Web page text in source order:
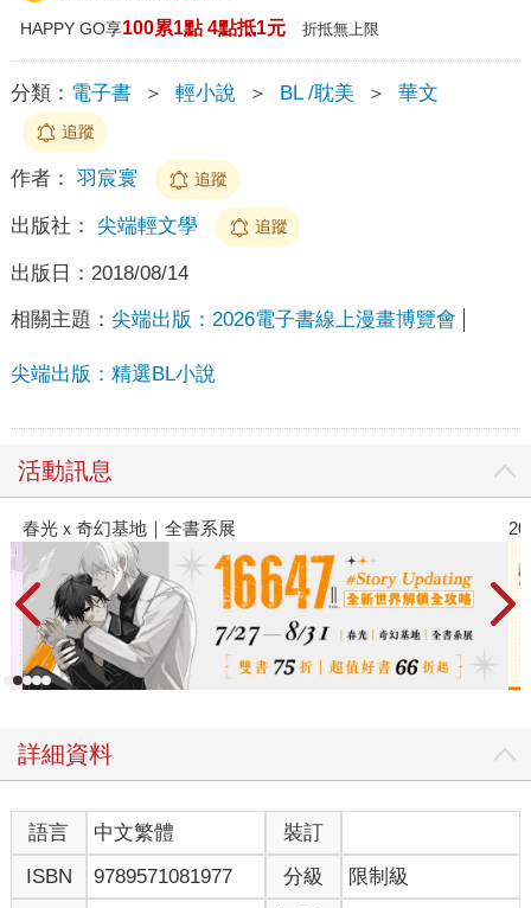
HAPPY GO享100累1點 4點抵1元 折抵無上限
分類： 電子書 ＞ 輕小說 ＞ BL /耽美 ＞ 華文
追蹤
作者： 羽宸寰 追蹤
出版社： 尖端輕文學 追蹤
出版日： 2018/08/14
相關主題： 尖端出版：2026電子書線上漫畫博覽會
尖端出版：精選BL小說
活動訊息
春光ｘ奇幻基地｜全書系展
詳細資料
語言 中文繁體
裝訂
ISBN
9789571081977 分級 限制級